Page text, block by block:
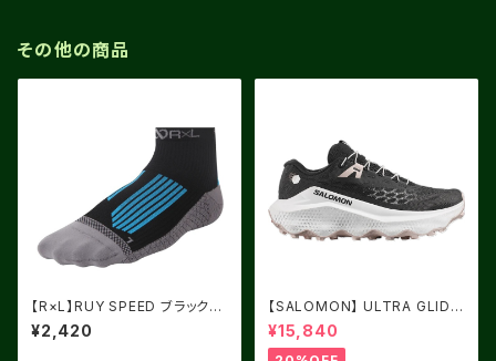
その他の商品
【R×L】RUY SPEED ブラック×
ブルー
¥2,420
【SALOMON】 ULTRA GLIDE
4 Women Black / White / Si
lver Cloud
¥15,840